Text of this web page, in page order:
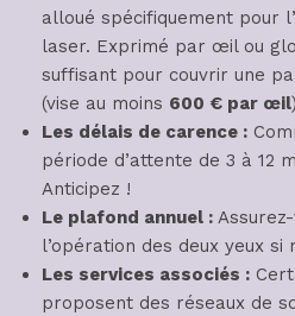
alloué spécifiquement pour
laser. Exprimé par œil ou
suffisant pour couvrir une
(vise au moins 600 € par œil
Les délais de carence :
période d’attente de 3 à 12
Anticipez !
Le plafond annuel :
l’opération des deux yeux si
Les services associés :
proposent des réseaux de